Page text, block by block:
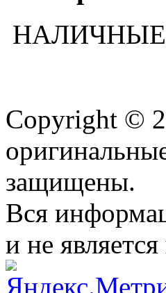
НАЛИЧНЫЕ
Copyright ©
защищены.
Вся
и не